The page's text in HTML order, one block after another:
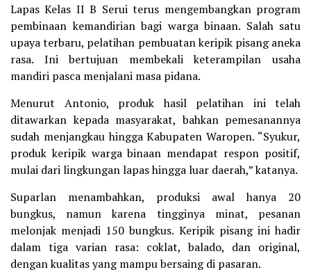
Lapas Kelas II B Serui terus mengembangkan program
pembinaan kemandirian bagi warga binaan. Salah satu
upaya terbaru, pelatihan pembuatan keripik pisang aneka
rasa. Ini bertujuan membekali keterampilan usaha
mandiri pasca menjalani masa pidana.
Menurut Antonio, produk hasil pelatihan ini telah
ditawarkan kepada masyarakat, bahkan pemesanannya
sudah menjangkau hingga Kabupaten Waropen. “Syukur,
produk keripik warga binaan mendapat respon positif,
mulai dari lingkungan lapas hingga luar daerah,” katanya.
Suparlan menambahkan, produksi awal hanya 20
bungkus, namun karena tingginya minat, pesanan
melonjak menjadi 150 bungkus. Keripik pisang ini hadir
dalam tiga varian rasa: coklat, balado, dan original,
dengan kualitas yang mampu bersaing di pasaran.